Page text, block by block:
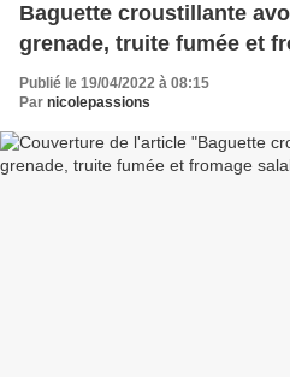
Baguette croustillante
grenade, truite fumée et
Publié le 19/04/2022 à 08:15
Par nicolepassions